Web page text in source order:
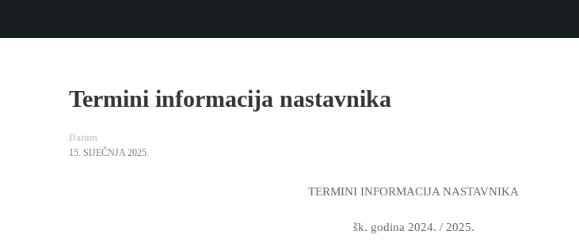
Termini informacija nastavnika
Datum
15. SIJEČNJA 2025.
TERMINI INFORMACIJA NASTAVNIKA
šk. godina 2024. / 2025.